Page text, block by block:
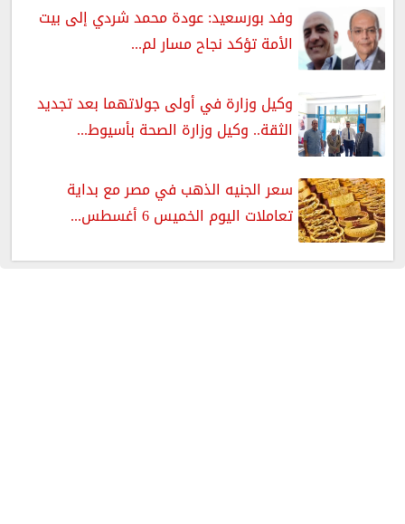
وفد بورسعيد: عودة محمد شردي إلى بيت
الأمة تؤكد نجاح مسار لم...
وكيل وزارة في أولى جولاتهما بعد تجديد
الثقة.. وكيل وزارة الصحة بأسيوط...
سعر الجنيه الذهب في مصر مع بداية
تعاملات اليوم الخميس 6 أغسطس...